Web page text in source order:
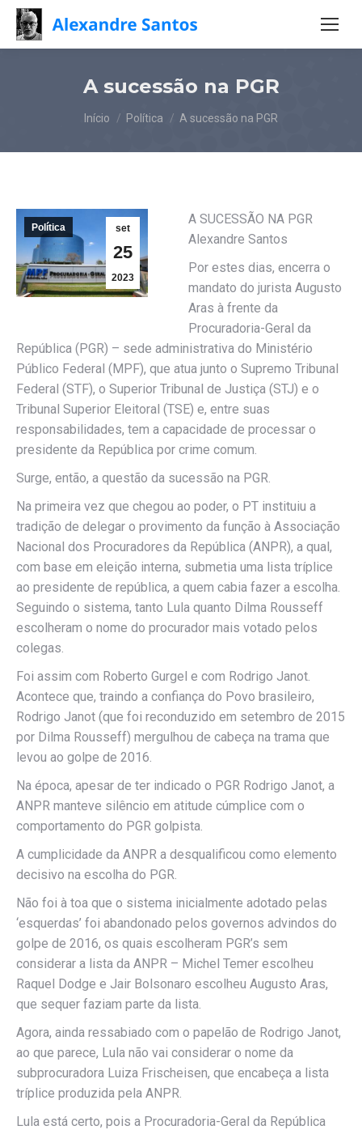
A sucessão na PGR
Você está aqui:
Início Política A sucessão na PGR
set
25
2023
Política
A SUCESSÃO NA PGR
Alexandre Santos
Por estes dias, encerra o
mandato do jurista Augusto
Aras à frente da
Procuradoria-Geral da
República (PGR) – sede administrativa do Ministério
Público Federal (MPF), que atua junto o Supremo Tribunal
Federal (STF), o Superior Tribunal de Justiça (STJ) e o
Tribunal Superior Eleitoral (TSE) e, entre suas
responsabilidades, tem a capacidade de processar o
presidente da República por crime comum.
Surge, então, a questão da sucessão na PGR.
Na primeira vez que chegou ao poder, o PT instituiu a
tradição de delegar o provimento da função à Associação
Nacional dos Procuradores da República (ANPR), a qual,
com base em eleição interna, submetia uma lista tríplice
ao presidente de república, a quem cabia fazer a escolha.
Seguindo o sistema, tanto Lula quanto Dilma Rousseff
escolheram o nome do procurador mais votado pelos
colegas.
Foi assim com Roberto Gurgel e com Rodrigo Janot.
Acontece que, traindo a confiança do Povo brasileiro,
Rodrigo Janot (que foi reconduzido em setembro de 2015
por Dilma Rousseff) mergulhou de cabeça na trama que
levou ao golpe de 2016.
Na época, apesar de ter indicado o PGR Rodrigo Janot, a
ANPR manteve silêncio em atitude cúmplice com o
comportamento do PGR golpista.
A cumplicidade da ANPR a desqualificou como elemento
decisivo na escolha do PGR.
Não foi à toa que o sistema inicialmente adotado pelas
‘esquerdas’ foi abandonado pelos governos advindos do
golpe de 2016, os quais escolheram PGR’s sem
considerar a lista da ANPR – Michel Temer escolheu
Raquel Dodge e Jair Bolsonaro escolheu Augusto Aras,
que sequer faziam parte da lista.
Agora, ainda ressabiado com o papelão de Rodrigo Janot,
ao que parece, Lula não vai considerar o nome da
subprocuradora Luiza Frischeisen, que encabeça a lista
tríplice produzida pela ANPR.
Lula está certo, pois a Procuradoria-Geral da República